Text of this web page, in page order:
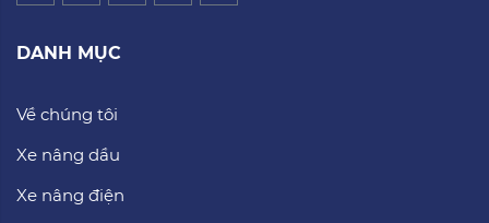
DANH MỤC
Về chúng tôi
Xe nâng dầu
Xe nâng điện